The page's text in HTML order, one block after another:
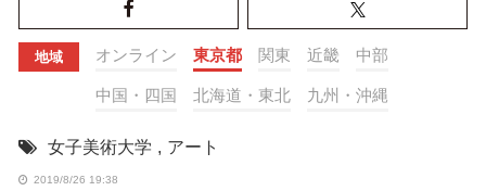
地域 オンライン 東京都 関東 近畿 中部
中国・四国 北海道・東北 九州・沖縄
女子美術大学 , アート
2019/8/26 19:38